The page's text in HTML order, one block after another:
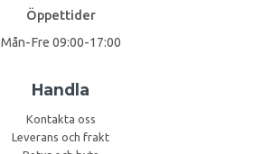
Öppettider
Mån-Fre 09:00-17:00
Handla
Kontakta oss
Leverans och frakt